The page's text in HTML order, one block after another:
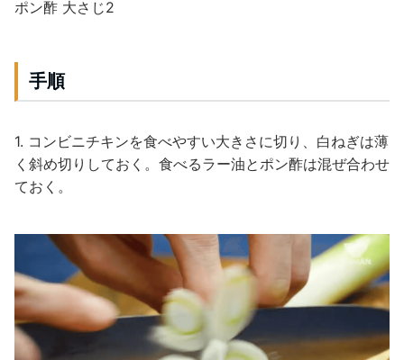
ポン酢 大さじ2
手順
1. コンビニチキンを食べやすい大きさに切り、白ねぎは薄
く斜め切りしておく。食べるラー油とポン酢は混ぜ合わせ
ておく。